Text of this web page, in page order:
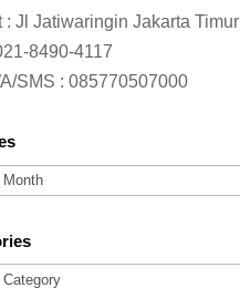
: Jl Jatiwaringin Jakarta Timur
8490-4117
SMS : 085770507000